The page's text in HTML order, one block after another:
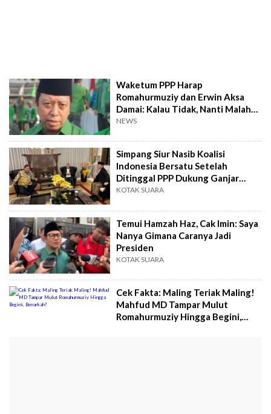
Waketum PPP Harap
Romahurmuziy dan Erwin Aksa
Damai: Kalau Tidak, Nanti Malah
Saling Lapor Melapor
NEWS
Simpang Siur Nasib Koalisi
Indonesia Bersatu Setelah
Ditinggal PPP Dukung Ganjar
Pranowo
KOTAK SUARA
Temui Hamzah Haz, Cak Imin: Saya
Nanya Gimana Caranya Jadi
Presiden
KOTAK SUARA
Cek Fakta: Maling Teriak Maling!
Mahfud MD Tampar Mulut
Romahurmuziy Hingga Begini,